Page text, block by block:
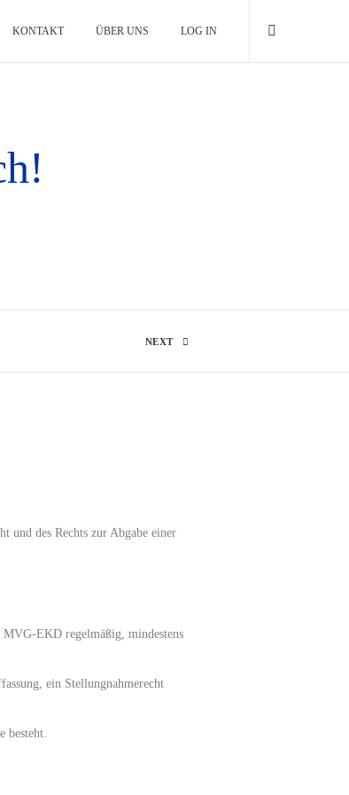
KONTAKT ÜBER UNS LOG IN
NEXT
und des Rechts zur Abgabe einer
MVG-EKD regelmäßig, mindestens
ein Stellungnahmerecht
besteht.